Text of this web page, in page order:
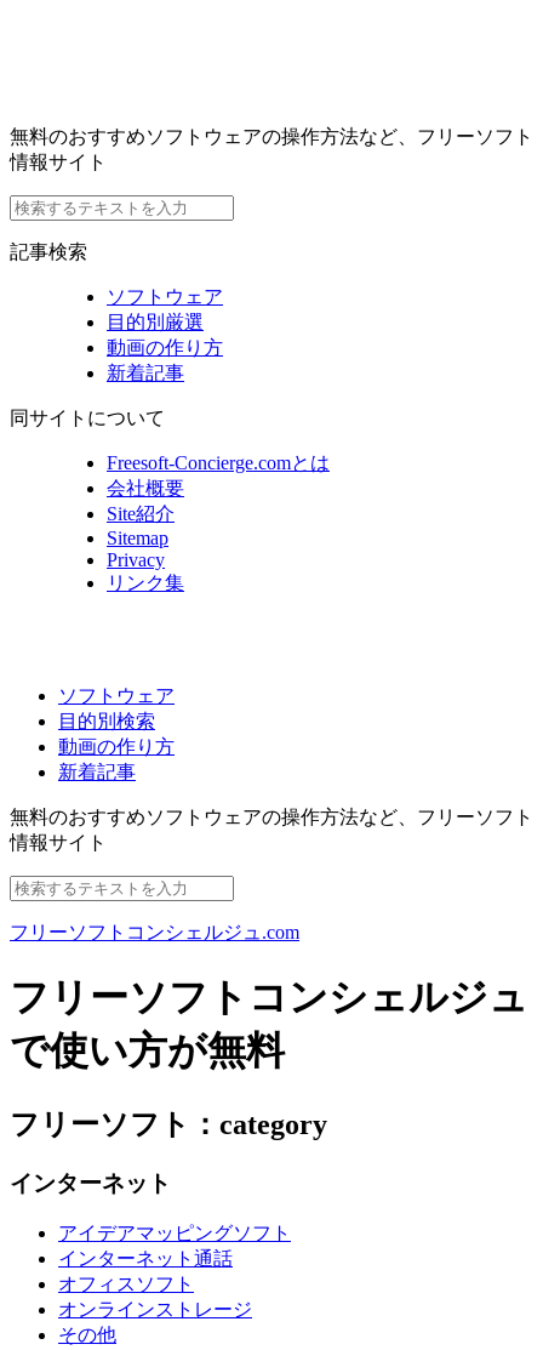
無料のおすすめソフトウェアの操作方法など、フリーソフト
情報サイト
記事検索
ソフトウェア
目的別厳選
動画の作り方
新着記事
同サイトについて
Freesoft-Concierge.comとは
会社概要
Site紹介
Sitemap
Privacy
リンク集
ソフトウェア
目的別検索
動画の作り方
新着記事
無料のおすすめソフトウェアの操作方法など、 フリーソフト
情報サイト
フリーソフトコンシェルジュ.com
フリーソフトコンシェルジュ
で使い方が無料
フリーソフト：category
インターネット
アイデアマッピングソフト
インターネット通話
オフィスソフト
オンラインストレージ
その他